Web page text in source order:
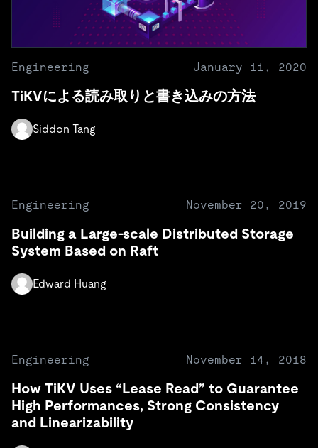
Engineering January 11, 2020
TiKVによる読み取りと書き込みの方法
Siddon Tang
Engineering November 20, 2019
Building a Large-scale Distributed Storage
System Based on Raft
Edward Huang
Engineering November 14, 2018
How TiKV Uses “Lease Read” to Guarantee
High Performances, Strong Consistency
and Linearizability